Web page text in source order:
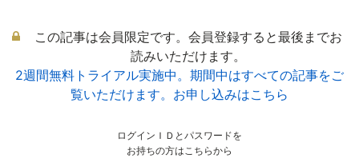
この記事は会員限定です。会員登録すると最後までお
読みいただけます。
2週間無料トライアル実施中。期間中はすべての記事をご
覧いただけます。お申し込みはこちら
ログインＩＤとパスワードを
お持ちの方はこちらから